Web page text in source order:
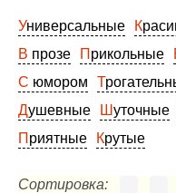
Универсальные
В прозе
Прикольные
С юмором
Душевные
Шуточные
Приятные
Крутые
Сортировка: